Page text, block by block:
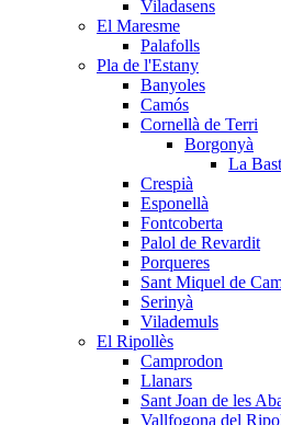
Viladasens
El Maresme
Palafolls
Pla de l'Estany
Banyoles
Camós
Cornellà de Terri
Borgonyà
La
Crespià
Esponellà
Fontcoberta
Palol de Revardit
Porqueres
Sant Miquel de
Serinyà
Vilademuls
El Ripollès
Camprodon
Llanars
Sant Joan de les
Vallfogona del